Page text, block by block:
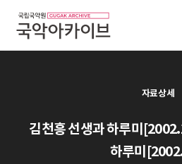
자료상세
김천흥 선생과 하루미
하루미